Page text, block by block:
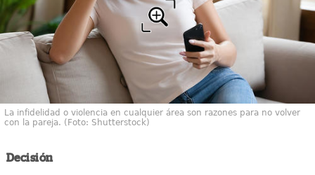
La infidelidad o violencia en cualquier área son razones para no volver
con la pareja. (Foto: Shutterstock)
Decisión